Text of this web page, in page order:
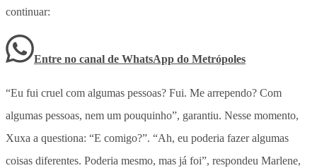
continuar:
Entre no canal de WhatsApp do Metrópoles
“Eu fui cruel com algumas pessoas? Fui. Me arrependo? Com
algumas pessoas, nem um pouquinho”, garantiu. Nesse momento,
Xuxa a questiona: “E comigo?”. “Ah, eu poderia fazer algumas
coisas diferentes. Poderia mesmo, mas já foi”, respondeu Marlene,